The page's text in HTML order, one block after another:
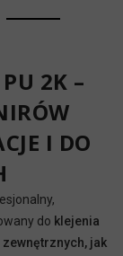
2K –
I DO
do klejenia
jak